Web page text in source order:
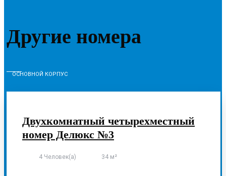
Другие номера
ОСНОВНОЙ КОРПУС
Двухкомнатный четырехместный
номер Делюкс №3
4 Человек(а) 34 м²